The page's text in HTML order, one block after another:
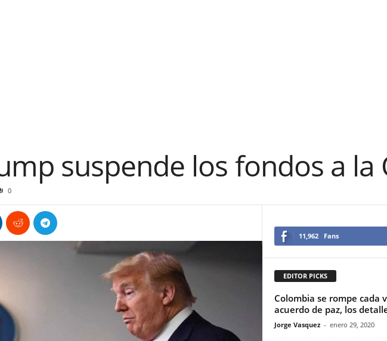
suspende los fondos a la
0
11,962 Fans
EDITOR PICKS
Colombia se rompe cada
acuerdo de paz, los
Jorge Vasquez - enero 29, 2020